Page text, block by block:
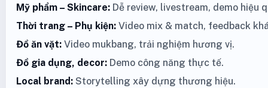
Mỹ phẩm – Skincare: Dễ review, livestream, demo hiệu
Thời trang – Phụ kiện: Video mix & match, feedback
Đồ ăn vặt: Video mukbang, trải nghiệm hương vị.
Đồ gia dụng, decor: Demo công năng thực tế.
Local brand: Storytelling xây dựng thương hiệu.